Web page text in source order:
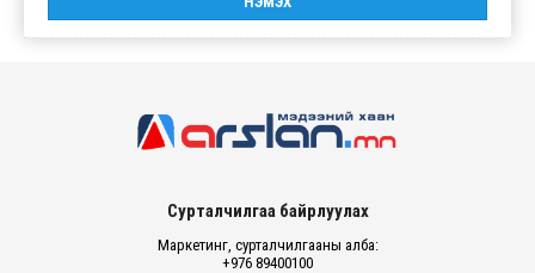
Сурталчилгаа байрлуулах
Маркетинг, сурталчилгааны алба:
+976 89400100